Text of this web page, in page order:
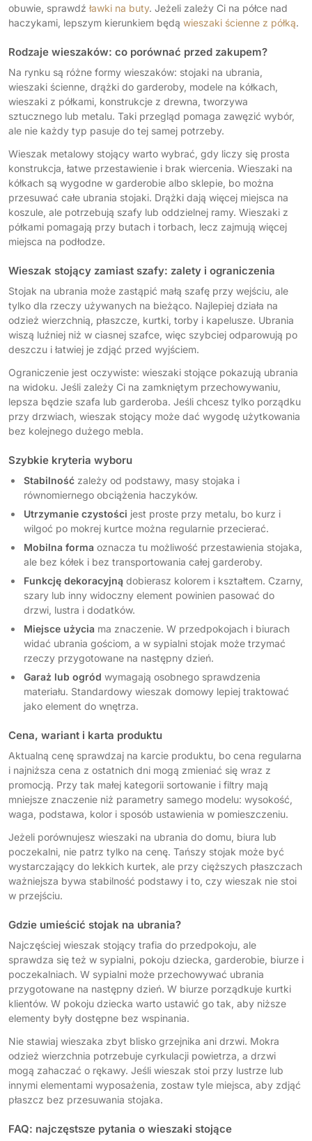
obuwie, sprawdź ławki na buty. Jeżeli zależy Ci na półce nad
haczykami, lepszym kierunkiem będą wieszaki ścienne z półką.
Rodzaje wieszaków: co porównać przed zakupem?
Na rynku są różne formy wieszaków: stojaki na ubrania,
wieszaki ścienne, drążki do garderoby, modele na kółkach,
wieszaki z półkami, konstrukcje z drewna, tworzywa
sztucznego lub metalu. Taki przegląd pomaga zawęzić wybór,
ale nie każdy typ pasuje do tej samej potrzeby.
Wieszak metalowy stojący warto wybrać, gdy liczy się prosta
konstrukcja, łatwe przestawienie i brak wiercenia. Wieszaki na
kółkach są wygodne w garderobie albo sklepie, bo można
przesuwać całe ubrania stojaki. Drążki dają więcej miejsca na
koszule, ale potrzebują szafy lub oddzielnej ramy. Wieszaki z
półkami pomagają przy butach i torbach, lecz zajmują więcej
miejsca na podłodze.
Wieszak stojący zamiast szafy: zalety i ograniczenia
Stojak na ubrania może zastąpić małą szafę przy wejściu, ale
tylko dla rzeczy używanych na bieżąco. Najlepiej działa na
odzież wierzchnią, płaszcze, kurtki, torby i kapelusze. Ubrania
wiszą luźniej niż w ciasnej szafce, więc szybciej odparowują po
deszczu i łatwiej je zdjąć przed wyjściem.
Ograniczenie jest oczywiste: wieszaki stojące pokazują ubrania
na widoku. Jeśli zależy Ci na zamkniętym przechowywaniu,
lepsza będzie szafa lub garderoba. Jeśli chcesz tylko porządku
przy drzwiach, wieszak stojący może dać wygodę użytkowania
bez kolejnego dużego mebla.
Szybkie kryteria wyboru
Stabilność zależy od podstawy, masy stojaka i
równomiernego obciążenia haczyków.
Utrzymanie czystości jest proste przy metalu, bo kurz i
wilgoć po mokrej kurtce można regularnie przecierać.
Mobilna forma oznacza tu możliwość przestawienia stojaka,
ale bez kółek i bez transportowania całej garderoby.
Funkcję dekoracyjną dobierasz kolorem i kształtem. Czarny,
szary lub inny widoczny element powinien pasować do
drzwi, lustra i dodatków.
Miejsce użycia ma znaczenie. W przedpokojach i biurach
widać ubrania gościom, a w sypialni stojak może trzymać
rzeczy przygotowane na następny dzień.
Garaż lub ogród wymagają osobnego sprawdzenia
materiału. Standardowy wieszak domowy lepiej traktować
jako element do wnętrza.
Cena, wariant i karta produktu
Aktualną cenę sprawdzaj na karcie produktu, bo cena regularna
i najniższa cena z ostatnich dni mogą zmieniać się wraz z
promocją. Przy tak małej kategorii sortowanie i filtry mają
mniejsze znaczenie niż parametry samego modelu: wysokość,
waga, podstawa, kolor i sposób ustawienia w pomieszczeniu.
Jeżeli porównujesz wieszaki na ubrania do domu, biura lub
poczekalni, nie patrz tylko na cenę. Tańszy stojak może być
wystarczający do lekkich kurtek, ale przy cięższych płaszczach
ważniejsza bywa stabilność podstawy i to, czy wieszak nie stoi
w przejściu.
Gdzie umieścić stojak na ubrania?
Najczęściej wieszak stojący trafia do przedpokoju, ale
sprawdza się też w sypialni, pokoju dziecka, garderobie, biurze i
poczekalniach. W sypialni może przechowywać ubrania
przygotowane na następny dzień. W biurze porządkuje kurtki
klientów. W pokoju dziecka warto ustawić go tak, aby niższe
elementy były dostępne bez wspinania.
Nie stawiaj wieszaka zbyt blisko grzejnika ani drzwi. Mokra
odzież wierzchnia potrzebuje cyrkulacji powietrza, a drzwi
mogą zahaczać o rękawy. Jeśli wieszak stoi przy lustrze lub
innymi elementami wyposażenia, zostaw tyle miejsca, aby zdjąć
płaszcz bez przesuwania stojaka.
FAQ: najczęstsze pytania o wieszaki stojące